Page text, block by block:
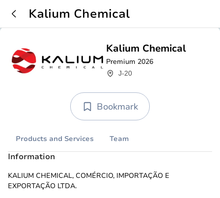
Kalium Chemical
Kalium Chemical
Premium 2026
J-20
Bookmark
Products and Services Team
Information
KALIUM CHEMICAL, COMÉRCIO, IMPORTAÇÃO E
EXPORTAÇÃO LTDA.